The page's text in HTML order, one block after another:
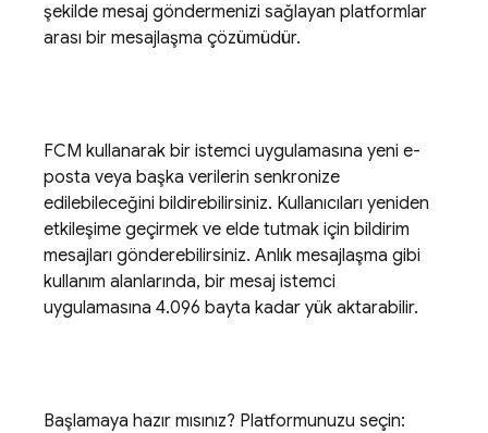
şekilde mesaj göndermenizi sağlayan platformlar
arası bir mesajlaşma çözümüdür.
FCM kullanarak bir istemci uygulamasına yeni e-
posta veya başka verilerin senkronize
edilebileceğini bildirebilirsiniz. Kullanıcıları yeniden
etkileşime geçirmek ve elde tutmak için bildirim
mesajları gönderebilirsiniz. Anlık mesajlaşma gibi
kullanım alanlarında, bir mesaj istemci
uygulamasına 4.096 bayta kadar yük aktarabilir.
Başlamaya hazır mısınız? Platformunuzu seçin: